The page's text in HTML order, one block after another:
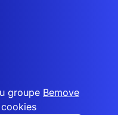
groupe Bemove